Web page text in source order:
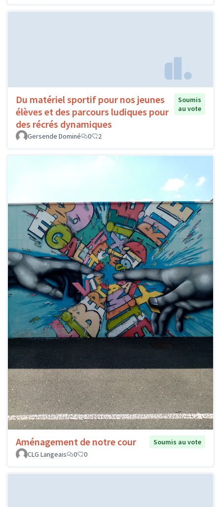
Du matériel sportif pour nos jeunes
élèves et des parcours ludiques pour
des récrés dynamiques
Soumis
au vote
Gersende Dominé 0 2
Aménagement de notre cour
Soumis au vote
CLG Langeais
0 0